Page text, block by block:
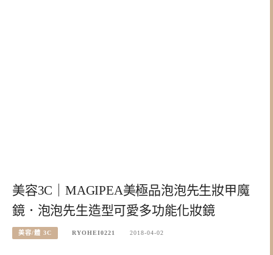
美容3C｜MAGIPEA美極品泡泡先生妝甲魔
鏡．泡泡先生造型可愛多功能化妝鏡
美容/體 3C RYOHEI0221 2018-04-02